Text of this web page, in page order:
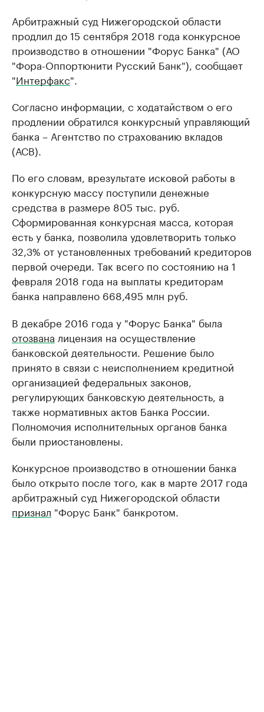
Арбитражный суд Нижегородской области
продлил до 15 сентября 2018 года конкурсное
производство в отношении "Форус Банка" (АО
"Фора-Оппортюнити Русский Банк"), сообщает
"Интерфакс".
Согласно информации, с ходатайством о его
продлении обратился конкурсный управляющий
банка – Агентство по страхованию вкладов
(АСВ).
По его словам, врезультате исковой работы в
конкурсную массу поступили денежные
средства в размере 805 тыс. руб.
Сформированная конкурсная масса, которая
есть у банка, позволила удовлетворить только
32,3% от установленных требований кредиторов
первой очереди. Так всего по состоянию на 1
февраля 2018 года на выплаты кредиторам
банка направлено 668,495 млн руб.
В декабре 2016 года у "Форус Банка" была
отозвана лицензия на осуществление
банковской деятельности. Решение было
принято в связи с неисполнением кредитной
организацией федеральных законов,
регулирующих банковскую деятельность, а
также нормативных актов Банка России.
Полномочия исполнительных органов банка
были приостановлены.
Конкурсное производство в отношении банка
было открыто после того, как в марте 2017 года
арбитражный суд Нижегородской области
признал "Форус Банк" банкротом.